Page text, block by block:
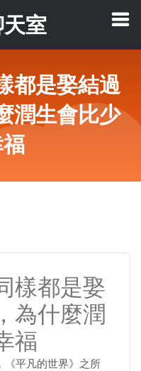
室
都是娶結過
潤生會比少
樣都是娶
為什麼潤
福
《平凡的世界》之所